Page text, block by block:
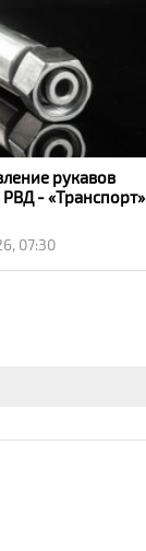
рукавов
- «Транспорт»
07:30